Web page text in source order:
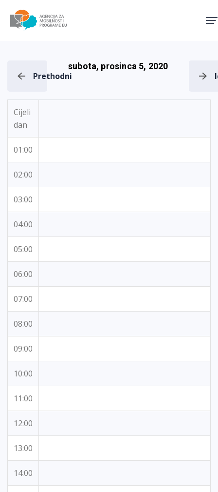
Prethodni
subota, prosinca 5, 2020
Cijeli
dan
01:00
02:00
03:00
04:00
05:00
06:00
07:00
08:00
09:00
10:00
11:00
12:00
13:00
14:00